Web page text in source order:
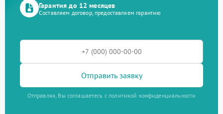
Гарантия до 12 месяцев
Составляем договор, предоставляем гарантию
Отправить заявку
Отправляя, Вы соглашаетесь с политикой конфиденциальности